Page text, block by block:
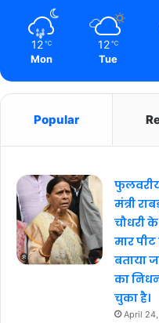
12 ℃
Mon
12 ℃
Tue
Popular
मंत्री
चौधरी
मार
बताया
का
चुका है।
April